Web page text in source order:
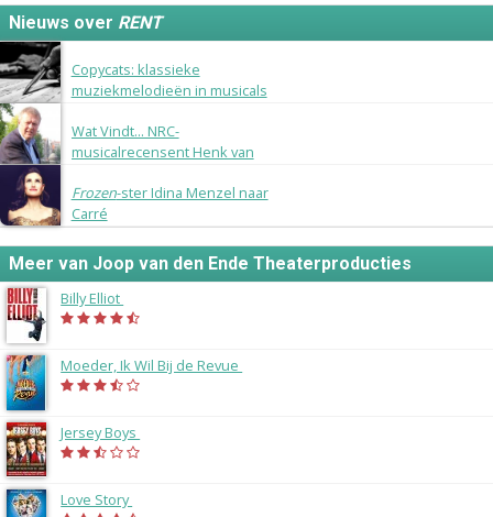
Nieuws over RENT
Copycats: klassieke
muziekmelodieën in musicals
Wat Vindt... NRC-
musicalrecensent Henk van
Frozen-ster Idina Menzel naar
Carré
Meer van Joop van den Ende Theaterproducties
Billy Elliot
Moeder, Ik Wil Bij de Revue
Jersey Boys
Love Story